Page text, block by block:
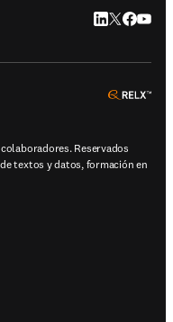
LinkedIn se
Twitter se
Reservados
textos y datos, formación en